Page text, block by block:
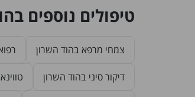
טיפולים נוספים
צמחי מרפא בהוד השרון
דיקור סיני בהוד השרון